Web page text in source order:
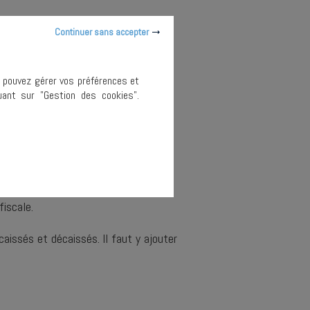
du bail….
et décaissés. Il faut y ajouter
Continuer sans accepter
gérer vos préférences et
sur "Gestion des cookies".